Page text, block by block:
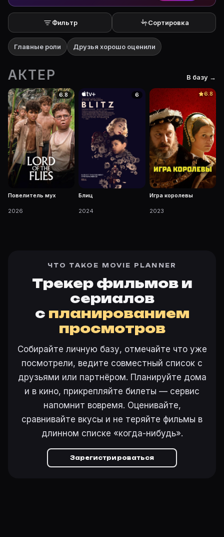
Фильтр Сортировка
Главные роли Друзья хорошо оценили
АКТЕР В базу →
6.8
Повелитель мух
2026
6
Блиц
2024
6.8
Игра королевы
2023
ЧТО ТАКОЕ MOVIE PLANNER
Трекер фильмов и
сериалов
с планированием
просмотров
Собирайте личную базу, отмечайте что уже
посмотрели, ведите совместный список с
друзьями или партнёром. Планируйте дома
и в кино, прикрепляйте билеты — сервис
напомнит вовремя. Оценивайте,
сравнивайте вкусы и не теряйте фильмы в
длинном списке «когда-нибудь».
Зарегистрироваться